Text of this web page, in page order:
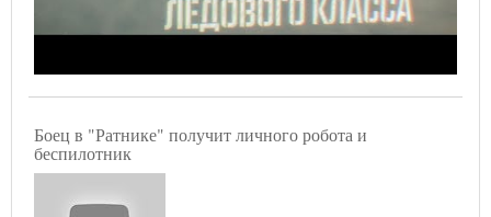
Боец в "Ратнике" получит личного робота и
беспилотник